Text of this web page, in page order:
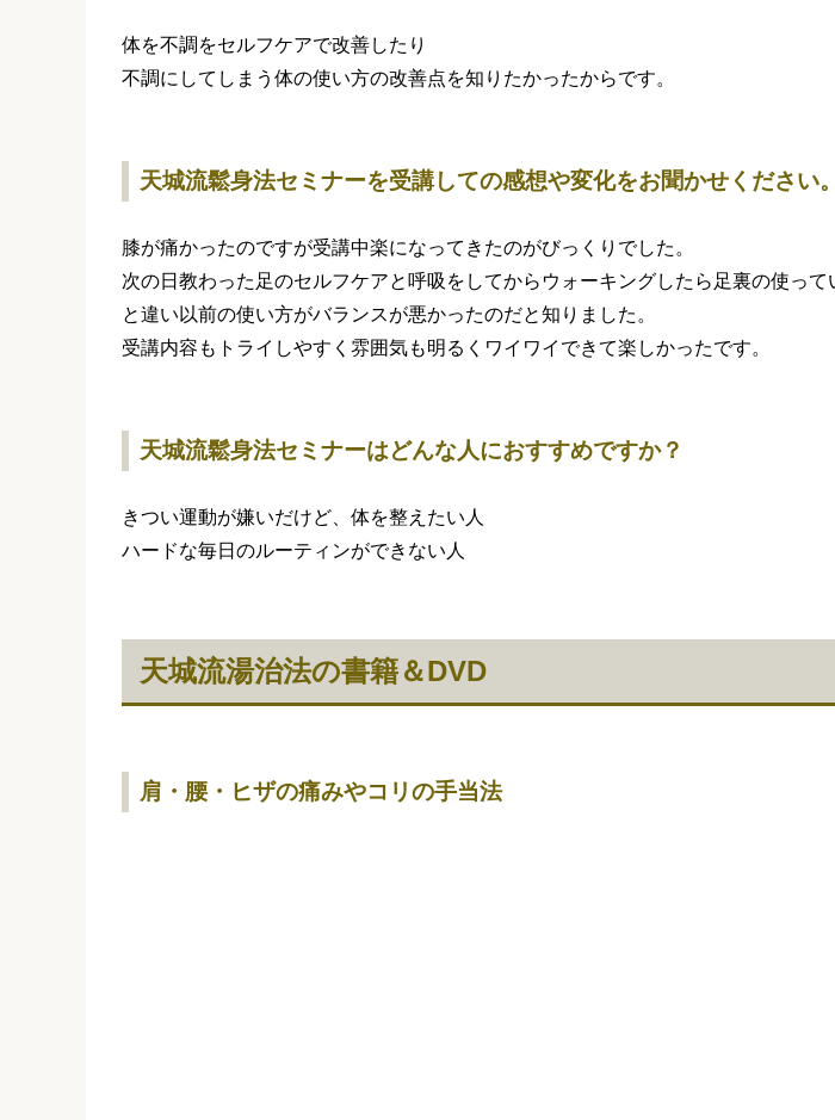
体を不調をセルフケアで改善したり
不調にしてしまう体の使い方の改善点を知りたかったからです。
天城流鬆身法セミナーを受講しての感想や変化をお聞かせください。
膝が痛かったのですが受講中楽になってきたのがびっくりでした。
次の日教わった足のセルフケアと呼吸をしてからウォーキングしたら足裏の使って
と違い以前の使い方がバランスが悪かったのだと知りました。
受講内容もトライしやすく雰囲気も明るくワイワイできて楽しかったです。
天城流鬆身法セミナーはどんな人におすすめですか？
きつい運動が嫌いだけど、体を整えたい人
ハードな毎日のルーティンができない人
天城流湯治法の書籍＆DVD
肩・腰・ヒザの痛みやコリの手当法